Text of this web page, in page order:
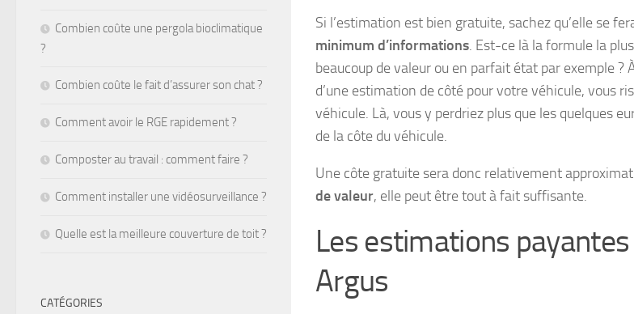
Si l’estimation est bien gratuite, sachez qu’elle se
minimum d’informations. Est-ce là la formule la
beaucoup de valeur ou en parfait état par exemple ?
d’une estimation de côté pour votre véhicule, vous
véhicule. Là, vous y perdriez plus que les quelques
de la côte du véhicule.
Une côte gratuite sera donc relativement
de valeur, elle peut être tout à fait suffisante.
Les estimations
Argus
Combien coûte une pergola bioclimatique
?
Combien coûte le fait d’assurer son chat ?
Comment avoir le RGE rapidement ?
Composter au travail : comment faire ?
Comment installer une vidéosurveillance ?
Quelle est la meilleure couverture de toit ?
CATÉGORIES